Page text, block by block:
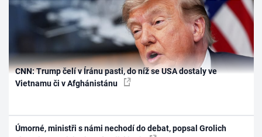
CNN: Trump čelí v Íránu pasti, do níž se USA dostaly ve
Vietnamu či v Afghánistánu
Úmorné, ministři s námi nechodí do debat, popsal Grolich